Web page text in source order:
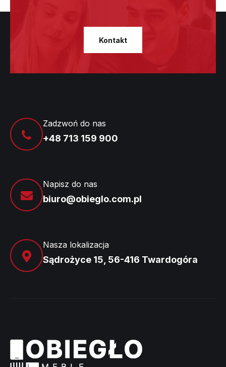
Kontakt
Zadzwoń do nas
+48 713 159 900
Napisz do nas
biuro@obieglo.com.pl
Nasza lokalizacja
Sądrożyce 15, 56-416 Twardogóra